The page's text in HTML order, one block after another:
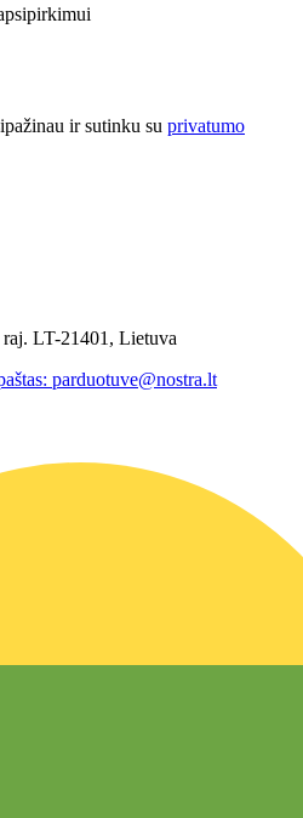
ir sutinku su privatumo
LT-21401, Lietuva
parduotuve@nostra.lt